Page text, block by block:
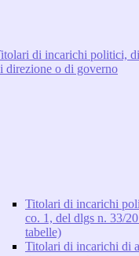
di incarichi politici,
direzione o di governo
Titolari di incarichi
co. 1, del dlgs n. 33/
tabelle)
Titolari di incarichi di